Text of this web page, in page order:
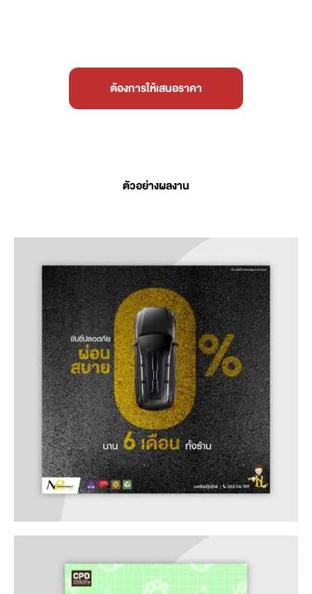
ต้องการให้เสนอราคา
ตัวอย่างผลงาน